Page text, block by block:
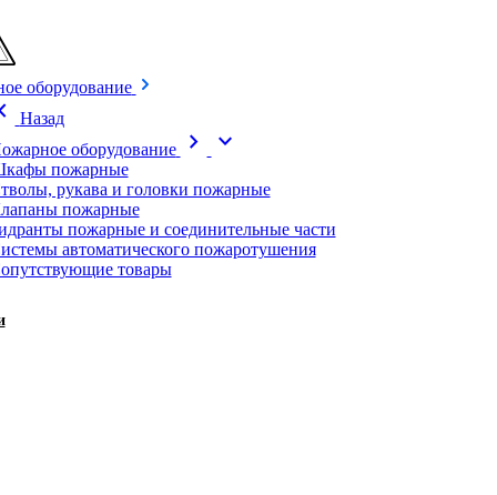
оборудование
Назад
оборудование
chevron_right expand_more
пожарные
рукава и головки пожарные
пожарные
пожарные и соединительные части
автоматического пожаротушения
товары